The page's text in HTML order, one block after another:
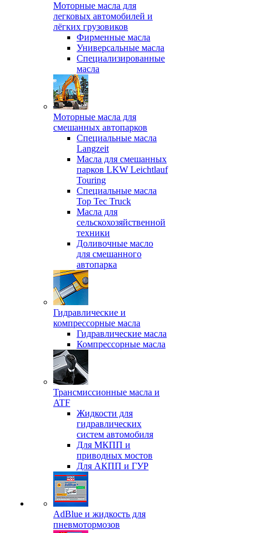
Моторные масла для
легковых автомобилей и
лёгких грузовиков
Фирменные масла
Универсальные масла
Специализированные
масла
Моторные масла для
смешанных автопарков
Специальные масла
Langzeit
Масла для смешанных
парков LKW Leichtlauf
Touring
Специальные масла
Top Tec Truck
Масла для
сельскохозяйственной
техники
Доливочные масло
для смешанного
автопарка
Гидравлические и
компрессорные масла
Гидравлические масла
Компрессорные масла
Трансмиссионные масла и
ATF
Жидкости для
гидравлических
систем автомобиля
Для МКПП и
приводных мостов
Для АКПП и ГУР
AdBlue и жидкость для
пневмотормозов